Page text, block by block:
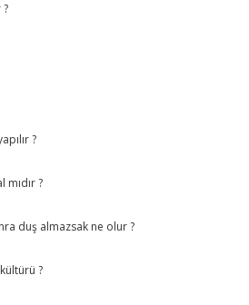
?
mıdır ?
duş almazsak ne olur ?
?